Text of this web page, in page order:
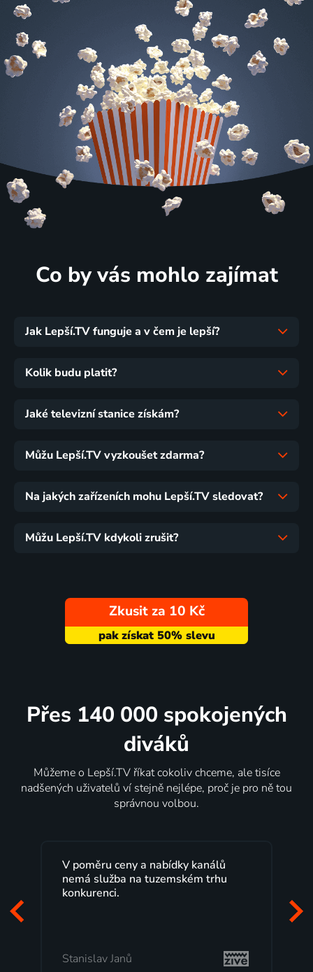
Co by vás mohlo zajímat
Jak Lepší.TV funguje a v čem je lepší?
Kolik budu platit?
Jaké televizní stanice získám?
Můžu Lepší.TV vyzkoušet zdarma?
Na jakých zařízeních mohu Lepší.TV sledovat?
Můžu Lepší.TV kdykoli zrušit?
Zkusit za 10 Kč
Přes 140 000 spokojených
diváků
Můžeme o Lepší.TV říkat cokoliv chceme, ale tisíce
nadšených uživatelů ví stejně nejlépe, proč je pro ně tou
správnou volbou.
Lepší.TV sleduji už několik let s
maximální spokojeností. Velký výběr
programů a nemuset běžet k TV na
Milada Tomešová